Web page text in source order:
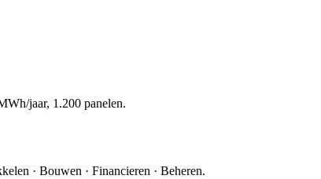
jaar, 1.200 panelen.
· Bouwen · Financieren · Beheren.